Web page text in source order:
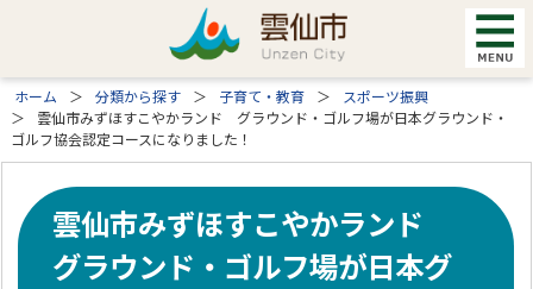
ホーム 分類から探す 子育て・教育
スポーツ振興
雲仙市みずほすこやかランド グラウンド・ゴルフ場が日本グラウンド・
ゴルフ協会認定コースになりました！
雲仙市みずほすこやかランド
グラウンド・ゴルフ場が日本グ